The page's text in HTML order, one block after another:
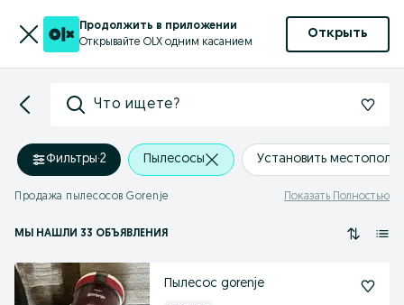
Продолжить в приложении
Открывайте OLX одним касанием
Открыть
Что ищете?
Фильтры·2 Пылесосы Установить
Продажа пылесосов Gorenje Показать Полностью
МЫ НАШЛИ 33 ОБЪЯВЛЕНИЯ
Пылесос gorenje